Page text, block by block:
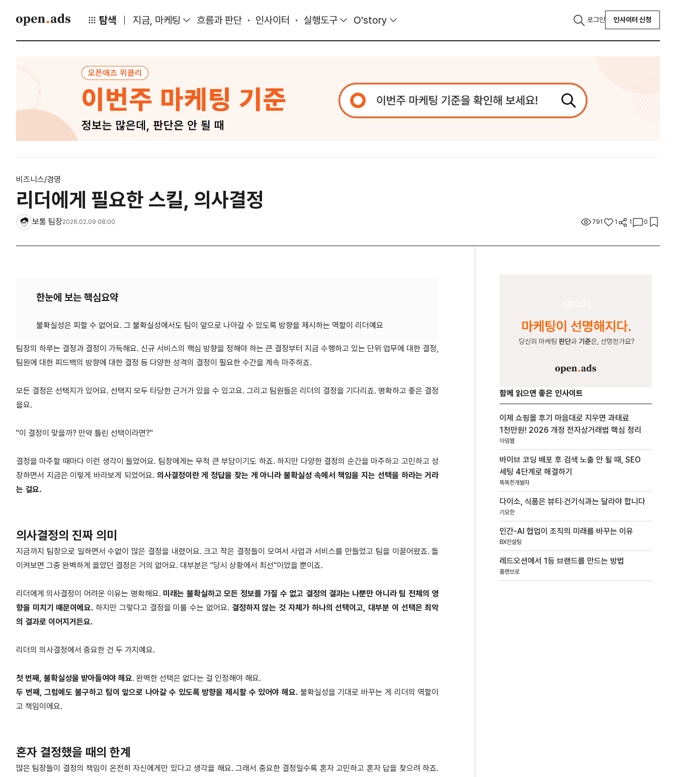
탐색 지금, 마케팅 흐름과 판단 인사이터 실행도구 O'story 로그인 인사이터 신청
비즈니스/경영
리더에게 필요한 스킬, 의사결정
보통 팀장2026.02.09 08:00 791 1 1 0
한눈에 보는 핵심요약
팀장의 하루는 결정과 결정이 가득해요. 신규 서비스의 핵심 방향을 정해야 하는 큰 결정부터 지금 수행하고 있는 단위 업무에 대한 결정,
팀원에 대한 피드백의 방향에 대한 결정 등 다양한 성격의 결정이 필요한 수간을 계속 마주하죠.
모든 결정은 선택지가 있어요. 선택지 모두 타당한 근거가 있을 수 있고요. 그리고 팀원들은 리더의 결정을 기다리죠. 명확하고 좋은 결정
을요.
"이 결정이 맞을까? 만약 틀린 선택이라면?"
결정을 마주할 때마다 이런 생각이 들었어요. 팀장에게는 무척 큰 부담이기도 하죠. 하지만 다양한 결정의 순간을 마주하고 고민하고 성
장하면서 지금은 이렇게 바라보게 되었어요. 의사결정이란 게 정답을 찾는 게 아니라 불확실성 속에서 책임을 지는 선택을 하라는 거라
는 걸요.
의사결정의 진짜 의미
지금까지 팀장으로 일하면서 수없이 많은 결정을 내렸어요. 크고 작은 결정들이 모여서 사업과 서비스를 만들었고 팀을 이끌어왔죠. 돌
이켜보면 그중 완벽하게 옳았던 결정은 거의 없어요. 대부분은 "당시 상황에서 최선"이었을 뿐이죠.
리더에게 의사결정이 어려운 이유는 명확해요. 미래는 불확실하고 모든 정보를 가질 수 없고 결정의 결과는 나뿐만 아니라 팀 전체의 영
향을 미치기 때문이에요. 하지만 그렇다고 결정을 미룰 수는 없어요. 결정하지 않는 것 자체가 하나의 선택이고, 대부분 이 선택은 최악
의 결과로 이어지거든요.
리더의 의사결정에서 중요한 건 두 가지예요.
첫 번째, 불확실성을 받아들여야 해요. 완벽한 선택은 없다는 걸 인정해야 해요.
두 번째, 그럼에도 불구하고 팀이 앞으로 나아갈 수 있도록 방향을 제시할 수 있어야 해요. 불확실성을 기대로 바꾸는 게 리더의 역할이
고 책임이에요.
혼자 결정했을 때의 한계
많은 팀장들이 결정의 책임이 온전히 자신에게만 있다고 생각을 해요. 그래서 중요한 결정일수록 혼자 고민하고 혼자 답을 찾으려 하죠.
함께 읽으면 좋은 인사이트
이제 쇼핑몰 후기 마음대로 지우면 과태료
1천만원! 2026 개정 전자상거래법 핵심 정리
아임웹
바이브 코딩 배포 후 검색 노출 안 될 때, SEO
세팅 4단계로 해결하기
똑똑한개발자
다이소, 식품은 뷰티·건기식과는 달라야 합니다
기묘한
인간-AI 협업이 조직의 미래를 바꾸는 이유
BX컨설팅
레드오션에서 1등 브랜드를 만드는 방법
플랜브로